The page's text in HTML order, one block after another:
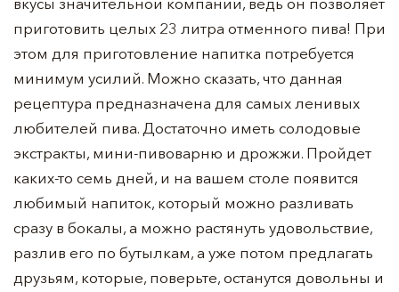
приготовить целых 23 литра отменного пива! При
этом для приготовление напитка потребуется
минимум усилий. Можно сказать, что данная
рецептура предназначена для самых ленивых
любителей пива. Достаточно иметь солодовые
экстракты, мини-пивоварню и дрожжи. Пройдет
каких-то семь дней, и на вашем столе появится
любимый напиток, который можно разливать
сразу в бокалы, а можно растянуть удовольствие,
разлив его по бутылкам, а уже потом предлагать
друзьям, которые, поверьте, останутся довольны и